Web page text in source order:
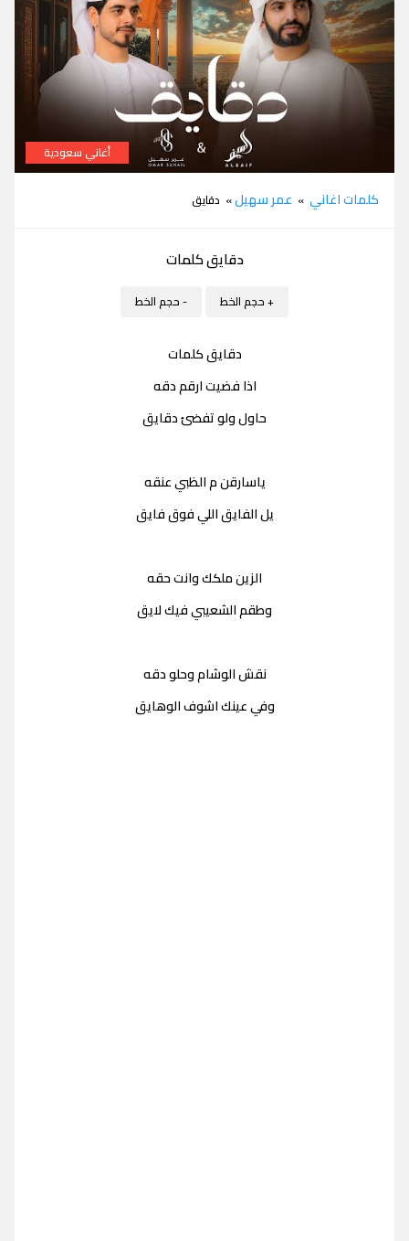
أغاني سعودية
كلمات اغاني » عمر سهيل» دقايق
دقايق كلمات
+ حجم الخط - حجم الخط
دقايق كلمات
اذا فضيت ارقم دقه
حاول ولو تفضئ دقايق
ياسارقن م الظبي عنقه
يل الفايق اللي فوق فايق
الزين ملكك وانت حقه
وطقم الشعيبي فيك لايق
نقش الوشام وحلو دقه
وفي عينك اشوف الوهايق